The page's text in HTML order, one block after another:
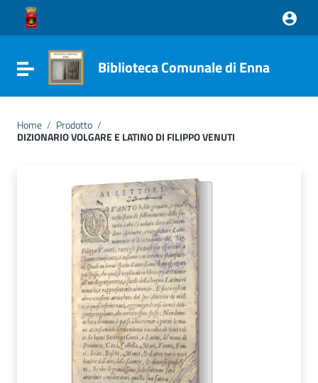
Vai ai contenuti
Vai al menu di navigazione
Vai al footer
Attiva / disattiva la navigazione
Biblioteca Comunale di Enna
Home / Prodotto /
DIZIONARIO VOLGARE E LATINO DI FILIPPO VENUTI